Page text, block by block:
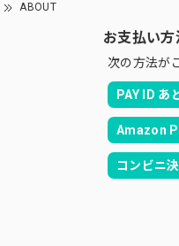
ABOUT
お支払い
次の方法が
PAY ID あ
Amazon
コンビニ